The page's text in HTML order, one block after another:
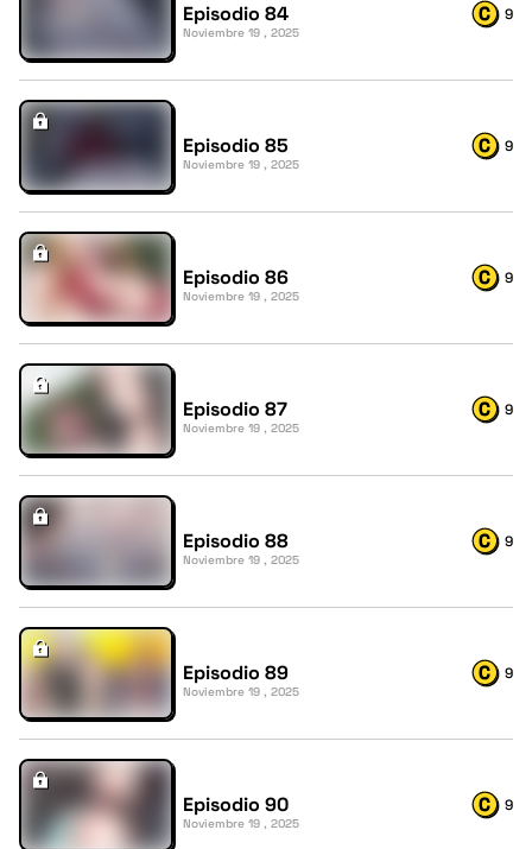
Episodio 84
Noviembre 19 , 2025
9
Episodio 85
Noviembre 19 , 2025
9
Episodio 86
Noviembre 19 , 2025
9
Episodio 87
Noviembre 19 , 2025
9
Episodio 88
Noviembre 19 , 2025
9
Episodio 89
Noviembre 19 , 2025
9
Episodio 90
Noviembre 19 , 2025
9